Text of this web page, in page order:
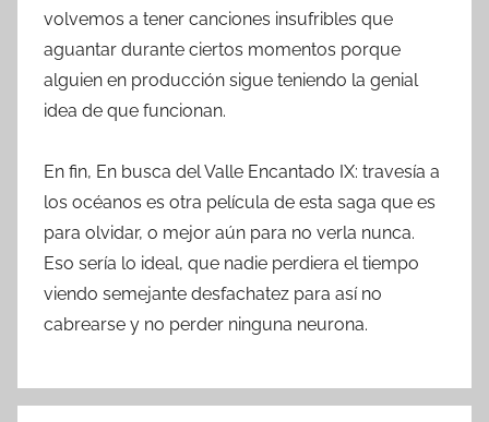
volvemos a tener canciones insufribles que
aguantar durante ciertos momentos porque
alguien en producción sigue teniendo la genial
idea de que funcionan.
En fin, En busca del Valle Encantado IX: travesía a
los océanos es otra película de esta saga que es
para olvidar, o mejor aún para no verla nunca.
Eso sería lo ideal, que nadie perdiera el tiempo
viendo semejante desfachatez para así no
cabrearse y no perder ninguna neurona.